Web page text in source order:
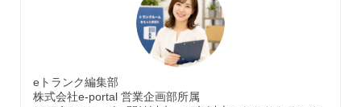
eトランク編集部
株式会社e-portal 営業企画部所属